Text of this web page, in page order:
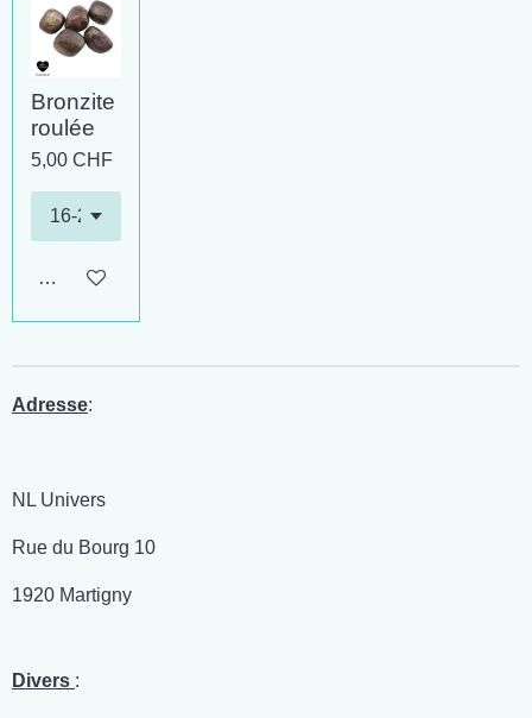
Bronzite
roulée
5,00 CHF
Ajouter au panier
Adresse:
NL Univers
Rue du Bourg 10
1920 Martigny
Divers :